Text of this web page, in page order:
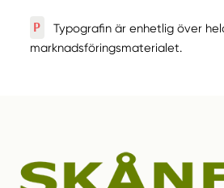
P
Typografin är enhetlig över
marknadsföringsmaterialet.